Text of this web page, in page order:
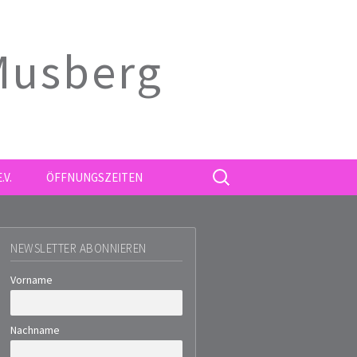
ÖFFNUNGSZEITEN
SUCHE
NACH:
NEWSLETTER ABONNIEREN
Vorname
Nachname